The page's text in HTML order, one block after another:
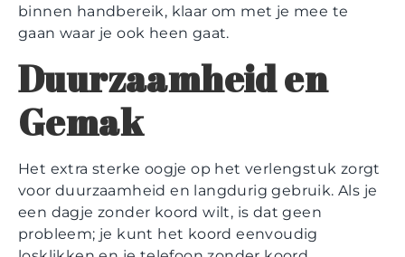
binnen handbereik, klaar om met je mee te
gaan waar je ook heen gaat.
Duurzaamheid en
Gemak
Het extra sterke oogje op het verlengstuk zorgt
voor duurzaamheid en langdurig gebruik. Als je
een dagje zonder koord wilt, is dat geen
probleem; je kunt het koord eenvoudig